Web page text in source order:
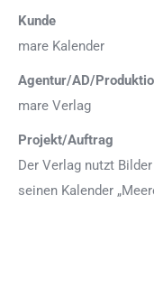
Kunde
mare Kalender
Agentur/AD/
mare Verlag
Projekt/Auftrag
Der Verlag nutzt
seinen Kalender